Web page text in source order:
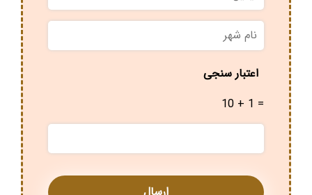
نام
شهر *
اعتبار سنجی
10 + 1 =